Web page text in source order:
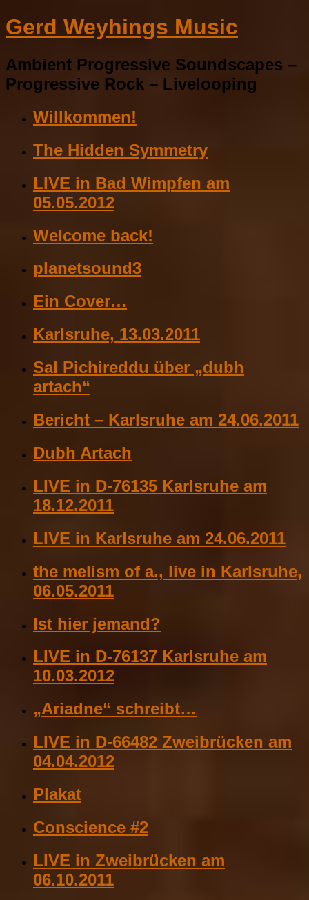
Gerd Weyhings Music
Ambient Progressive Soundscapes –
Progressive Rock – Livelooping
Willkommen!
The Hidden Symmetry
LIVE in Bad Wimpfen am
05.05.2012
Welcome back!
planetsound3
Ein Cover…
Karlsruhe, 13.03.2011
Sal Pichireddu über „dubh
artach“
Bericht – Karlsruhe am 24.06.2011
Dubh Artach
LIVE in D-76135 Karlsruhe am
18.12.2011
LIVE in Karlsruhe am 24.06.2011
the melism of a., live in Karlsruhe,
06.05.2011
Ist hier jemand?
LIVE in D-76137 Karlsruhe am
10.03.2012
„Ariadne“ schreibt…
LIVE in D-66482 Zweibrücken am
04.04.2012
Plakat
Conscience #2
LIVE in Zweibrücken am
06.10.2011